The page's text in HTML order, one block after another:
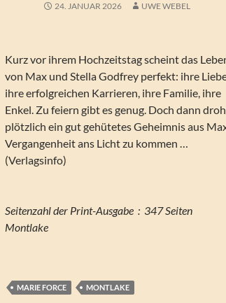
24. JANUAR 2026 UWE WEBEL
Kurz vor ihrem Hochzeitstag scheint das
von Max und Stella Godfrey perfekt: ihre
ihre erfolgreichen Karrieren, ihre Familie, ihre
Enkel. Zu feiern gibt es genug. Doch dann
plötzlich ein gut gehütetes Geheimnis aus
Vergangenheit ans Licht zu kommen …
(Verlagsinfo)
Seitenzahl der Print-Ausgabe ‏ : ‎ 347 Seiten
Montlake
MARIE FORCE MONTLAKE